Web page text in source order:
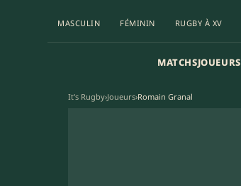
MASCULIN FÉMININ RUGBY À XV
MATCHSJOUEURS
It's Rugby›Joueurs›Romain Granal